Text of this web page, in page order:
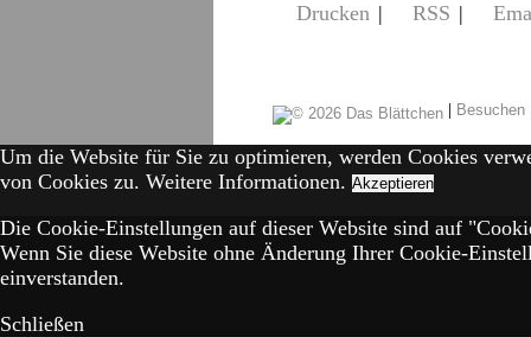
Drucken | RSS |
|
Um die Website für Sie zu optimieren, werden Cookies
von Cookies zu. Weitere Informationen. Akzeptieren
Die Cookie-Einstellungen auf dieser Website sind auf
Wenn Sie diese Website ohne Änderung Ihrer Cookie-
einverstanden.
Schließen